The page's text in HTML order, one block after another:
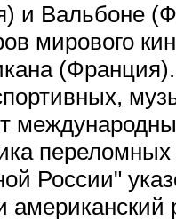
и Вальбоне
мирового
России"